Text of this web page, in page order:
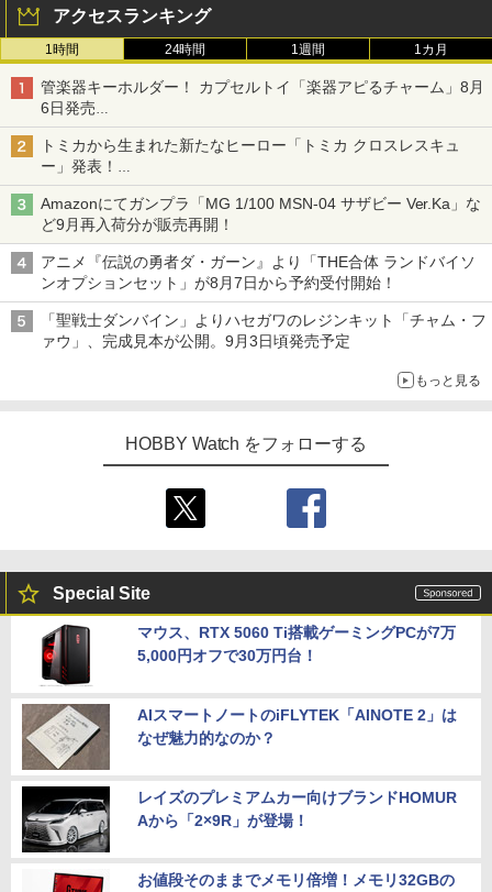
アクセスランキング
1時間 24時間 1週間 1カ月
管楽器キーホルダー！ カプセルトイ「楽器アピるチャーム」8月
6日発売
チューバ、テナサクなど5種各3色
トミカから生まれた新たなヒーロー「トミカ クロスレスキュ
ー」発表！
詳細は後日公開予定
Amazonにてガンプラ「MG 1/100 MSN-04 サザビー Ver.Ka」な
ど9月再入荷分が販売再開！
アニメ『伝説の勇者ダ・ガーン』より「THE合体 ランドバイソ
ンオプションセット」が8月7日から予約受付開始！
「聖戦士ダンバイン」よりハセガワのレジンキット「チャム・フ
ァウ」、完成見本が公開。9月3日頃発売予定
もっと見る
HOBBY Watch をフォローする
Special Site
マウス、RTX 5060 Ti搭載ゲーミングPCが7万
5,000円オフで30万円台！
AIスマートノートのiFLYTEK「AINOTE 2」は
なぜ魅力的なのか？
レイズのプレミアムカー向けブランドHOMUR
Aから「2×9R」が登場！
お値段そのままでメモリ倍増！メモリ32GBの